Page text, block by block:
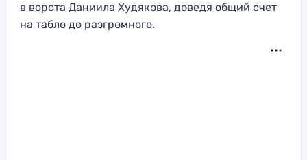
в ворота Даниила Худякова, доведя общий счет
на табло до разгромного.